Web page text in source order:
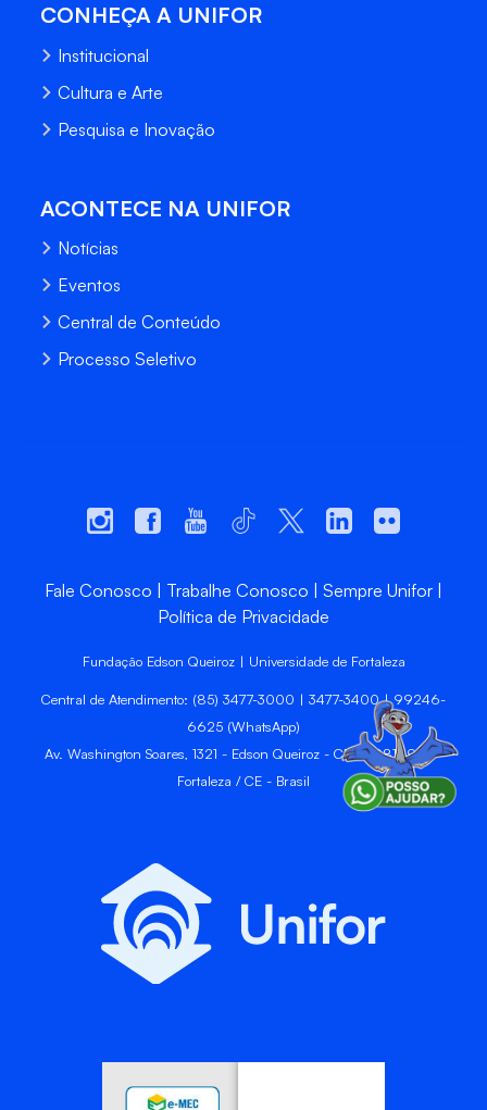
CONHEÇA A UNIFOR
Institucional
Cultura e Arte
Pesquisa e Inovação
ACONTECE NA UNIFOR
Notícias
Eventos
Central de Conteúdo
Processo Seletivo
Fale Conosco Trabalhe Conosco
Sempre Unifor
Política de Privacidade
Fundação Edson Queiroz | Universidade de Fortaleza
Central de Atendimento: (85) 3477-3000 | 3477-3400 | 99246-
6625 (WhatsApp)
Av. Washington Soares, 1321 - Edson Queiroz - CEP 60811-905 -
Fortaleza / CE - Brasil